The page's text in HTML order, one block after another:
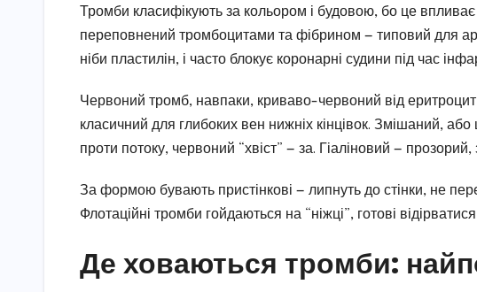
Тромби класифікують за кольором і будовою, бо це
переповнений тромбоцитами та фібрином — типовий для
ніби пластилін, і часто блокує коронарні судини під час
Червоний тромб, навпаки, криваво-червоний від
класичний для глибоких вен нижніх кінцівок. Змішаний,
проти потоку, червоний “хвіст” — за. Гіаліновий — прозорий,
За формою бувають пристінкові — липнуть до стінки, не
Флотаційні тромби гойдаються на “ніжці”, готові
Де ховаються тромби: